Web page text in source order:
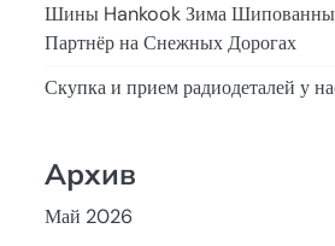
Шины Hankook Зима
Партнёр на Снежных Дорогах
Скупка и прием радиодеталей у
Архив
Май 2026